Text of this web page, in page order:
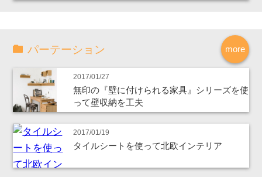
more
パーテーション
2017/01/27
無印の『壁に付けられる家具』シリーズを使
って壁収納を工夫
2017/01/19
タイルシートを使って北欧インテリア